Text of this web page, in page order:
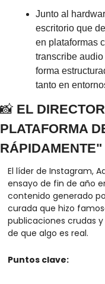
Junto al
escritorio que
en plataformas
transcribe
forma
tanto en
📸 EL
PLATAFORMA
El líder de Instagram,
ensayo de fin de año
contenido generado
curada que hizo
publicaciones crudas
de que algo es real.
Puntos clave: